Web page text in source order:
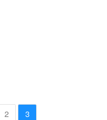
2 3